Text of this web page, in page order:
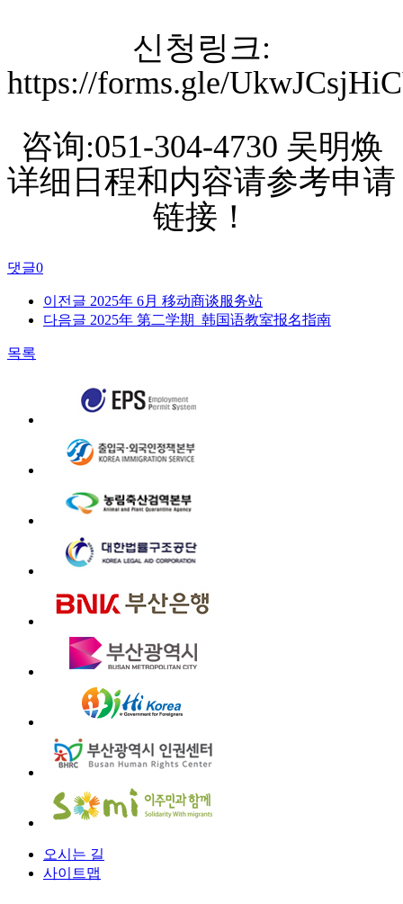
신청링크:
https://forms.gle/
咨询:051-304-4730 吴明焕
详细日程和内容请参考申请
链接！
댓글0
이전글 2025年 6月 移动商谈服务站
다음글 2025年 第二学期 韩国语教室报名指南
목록
오시는 길
사이트맵